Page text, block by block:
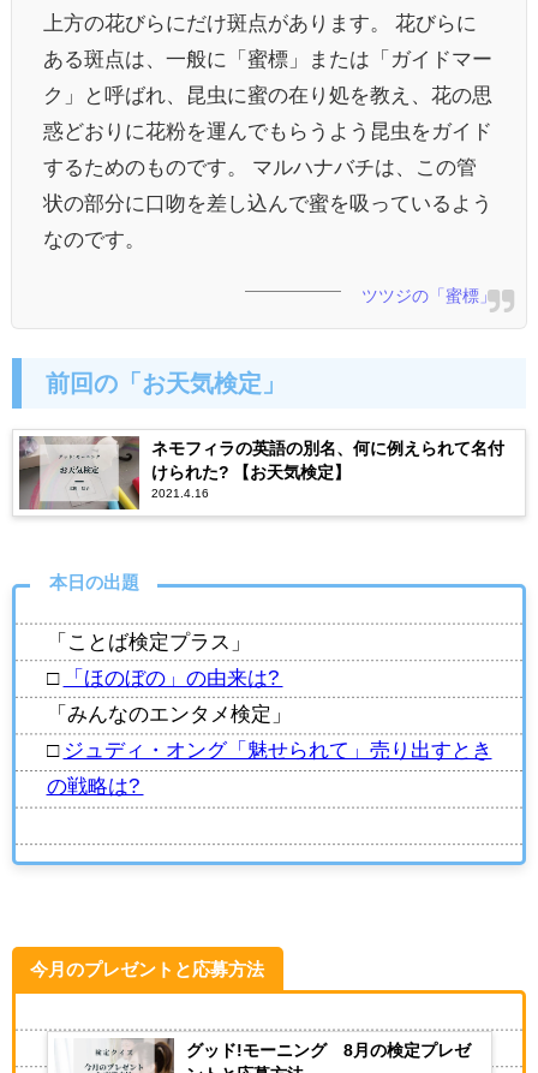
上方の花びらにだけ斑点があります。 花びらに
ある斑点は、一般に「蜜標」または「ガイドマー
ク」と呼ばれ、昆虫に蜜の在り処を教え、花の思
惑どおりに花粉を運んでもらうよう昆虫をガイド
するためのものです。 マルハナバチは、この管
状の部分に口吻を差し込んで蜜を吸っているよう
なのです。
ツツジの「蜜標」
前回の「お天気検定」
ネモフィラの英語の別名、何に例えられて名付
けられた? 【お天気検定】
2021.4.16
本日の出題
「ことば検定プラス」
□
「ほのぼの」の由来は?
「みんなのエンタメ検定」
□ ジュディ・オング「魅せられて」売り出すとき
の戦略は?
今月のプレゼントと応募方法
グッド!モーニング 8月の検定プレゼ